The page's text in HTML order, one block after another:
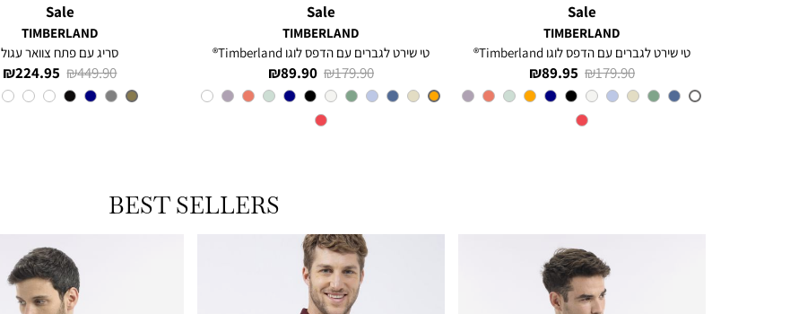
Sale
TIMBERLAND
טי שירט לגברים עם הדפס לוגו Timberland®
מחיר
מוצר
89.95 ₪
מחיר
רגיל
179.90 ₪
צבע
CL6
Sale
TIMBERLAND
טי שירט לגברים עם הדפס לוגו Timberland®
מחיר
מוצר
89.90 ₪
מחיר
רגיל
179.90 ₪
צבע
Orange
Sale
TIMBERLAND
סריג עם פתח צוואר עגול
מחיר
מוצר
224.95 ₪
מחיר
רגיל
449.90 ₪
צבע
OLIVE
BEST SELLERS